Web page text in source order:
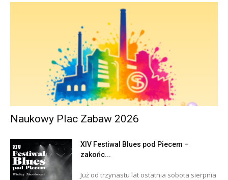
Naukowy Plac Zabaw 2026
XIV Festiwal Blues pod Piecem –
zakońc...
Już od trzynastu lat ostatnia sobota sierpnia